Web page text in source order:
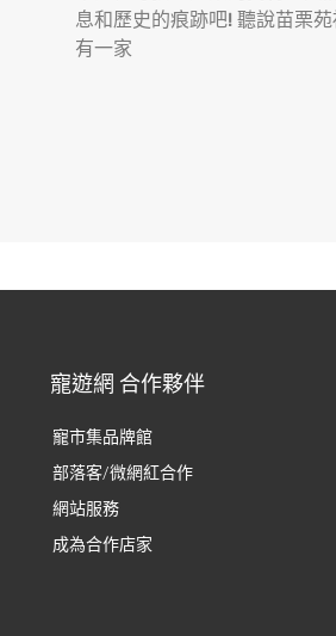
息和歷史的痕跡吧! 聽說苗栗苑
有一家
寵遊網 合作夥伴
寵市集品牌館
部落客/微網紅合作
網站服務
成為合作店家